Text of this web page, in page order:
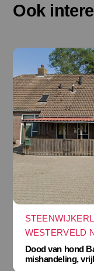
Ook
WESTERVELD
Dood van hond
mishandeling,